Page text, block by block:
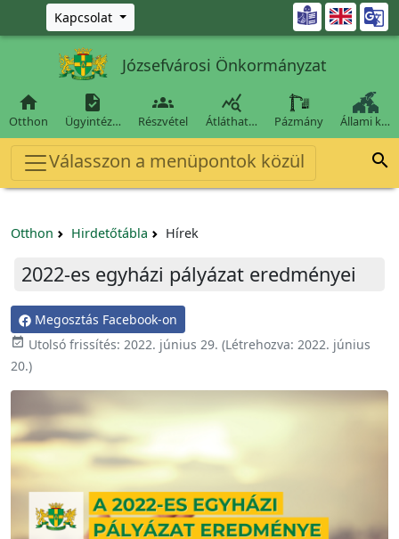
Ugrás a fő tartalomra
Kapcsolat 
Józsefvárosi Önkormányzat

Otthon

Ügyintéz…

Részvétel

Átláthat… Pázmány Állami k…
Válasszon a menüpontok közül 
Otthon Hirdetőtábla Hírek
2022-es egyházi pályázat eredményei
Megosztás Facebook-on
 Utolsó frissítés: 2022. június 29. (Létrehozva: 2022. június
20.)